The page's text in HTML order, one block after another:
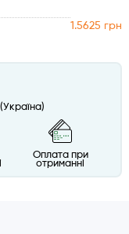
1.5625 грн
Оплата при
отриманні